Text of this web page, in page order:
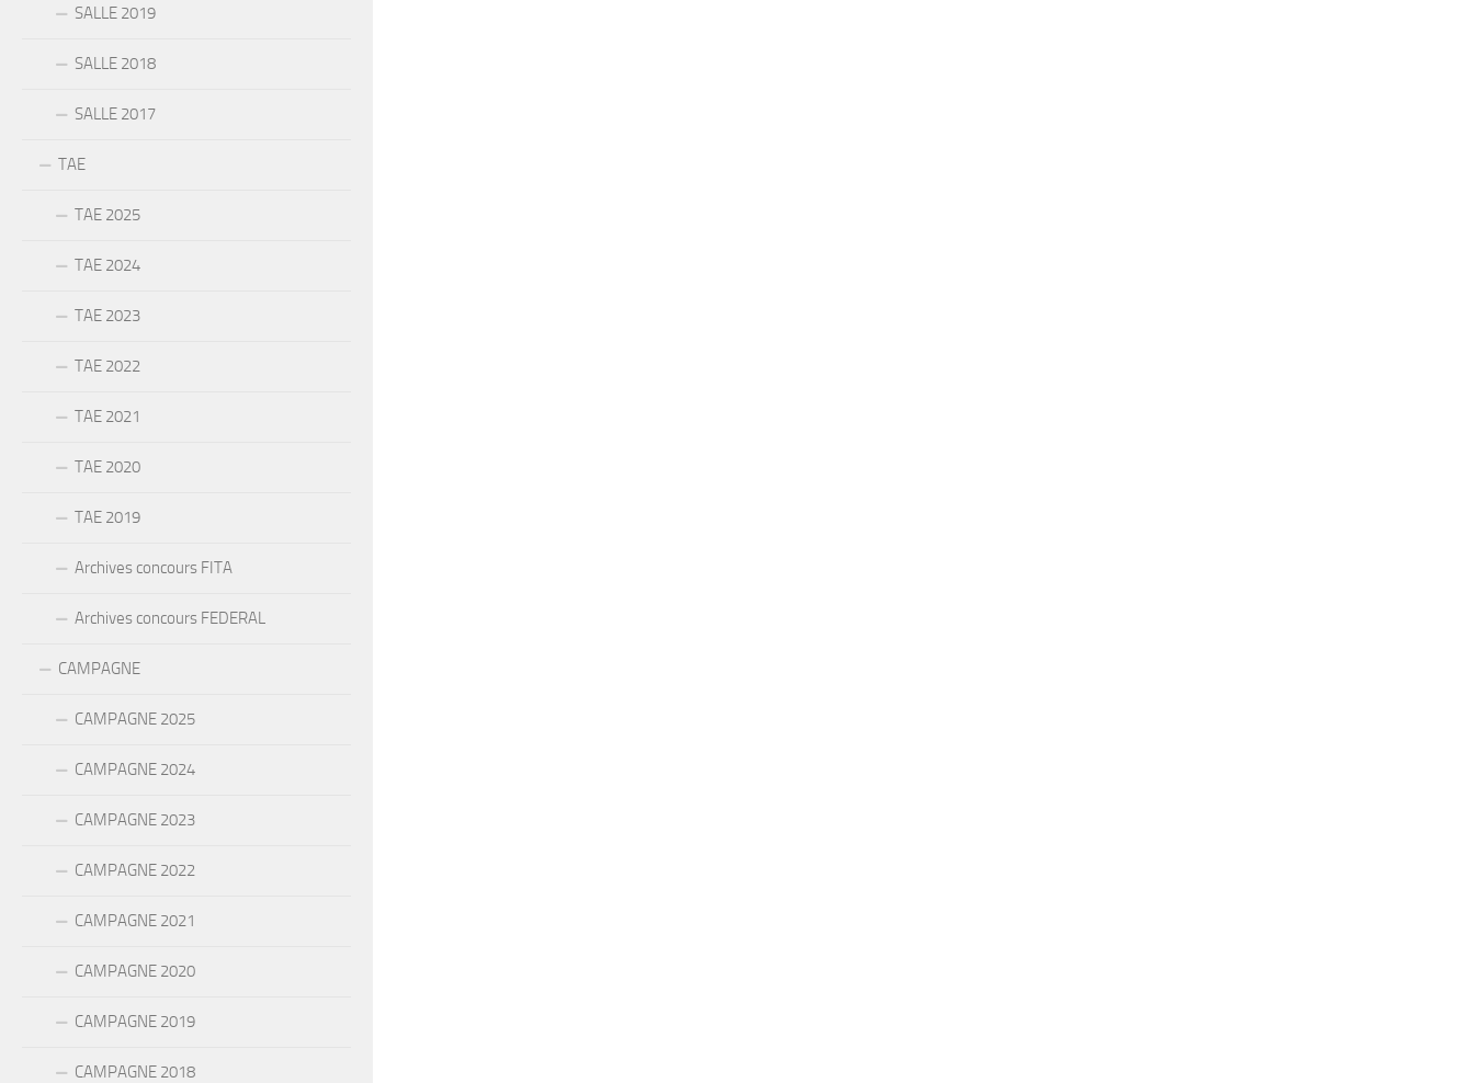
SALLE 2019
SALLE 2018
SALLE 2017
TAE
TAE 2025
TAE 2024
TAE 2023
TAE 2022
TAE 2021
TAE 2020
TAE 2019
Archives concours FITA
Archives concours FEDERAL
CAMPAGNE
CAMPAGNE 2025
CAMPAGNE 2024
CAMPAGNE 2023
CAMPAGNE 2022
CAMPAGNE 2021
CAMPAGNE 2020
CAMPAGNE 2019
CAMPAGNE 2018